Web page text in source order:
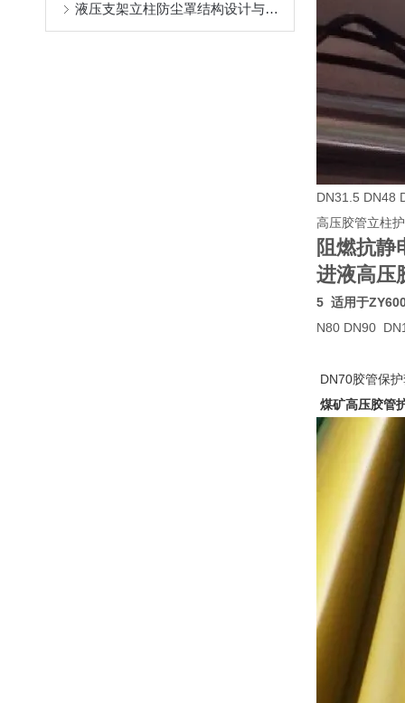
液压支架立柱防尘罩结构设计与密封防护原理
DN31.5 DN48
高压胶管立柱
阻燃抗
进液高压
5 适用于
N80 DN90
DN70胶管保
煤矿高压胶管